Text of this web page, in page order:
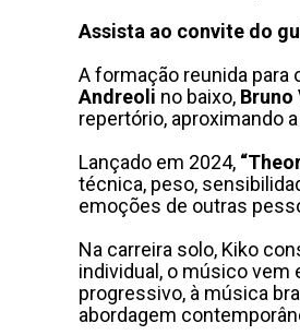
Assista ao convite do
A formação reunida para
Andreoli no baixo, Bruno
repertório, aproximando
Lançado em 2024,
técnica, peso,
emoções de outras
Na carreira solo, Kiko
individual, o músico
progressivo, à música
abordagem